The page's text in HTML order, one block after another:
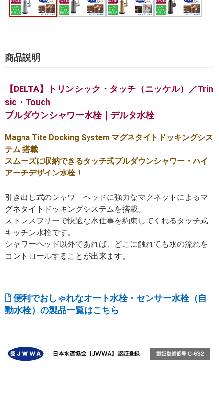
商品説明
【DELTA】トリンシック・タッチ（ニッケル）／Trin
sic・Touch
プルダウンシャワー水栓｜デルタ水栓
Magna Tite Docking System マグネタイトドッキングシス
テム 搭載
スムーズに収納できるタッチ式プルダウンシャワー・ハイ
アーチデザイン水栓！
引き出し式のシャワーヘッドに強力なマグネットによるマ
グネタイトドッキングシステムを搭載。
ストレスフリーで快適な水仕事を約束してくれるタッチ式
キッチン水栓です。
シャワーヘッド以外であれば、どこに触れても水の流れを
コントロールすることが出来ます。
便利でおしゃれなオート水栓・センサー水栓（自
動水栓）の製品一覧はこちら